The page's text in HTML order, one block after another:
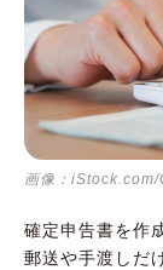
画像：
確定申告書を作
郵送や手渡しだ